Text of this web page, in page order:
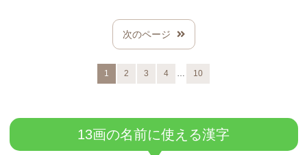
次のページ
1 2 3 4 … 10
13画の名前に使える漢字